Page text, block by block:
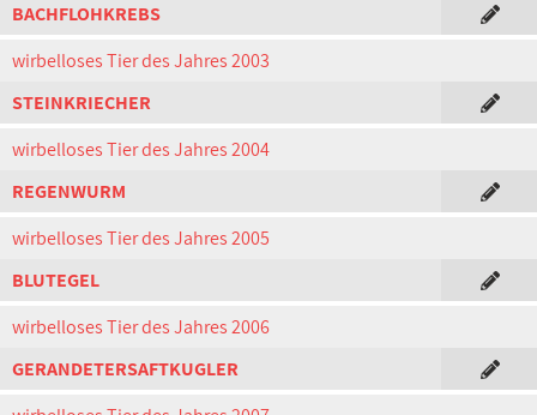
BACHFLOHKREBS
wirbelloses Tier des Jahres 2003
STEINKRIECHER
wirbelloses Tier des Jahres 2004
REGENWURM
wirbelloses Tier des Jahres 2005
BLUTEGEL
wirbelloses Tier des Jahres 2006
GERANDETERSAFTKUGLER